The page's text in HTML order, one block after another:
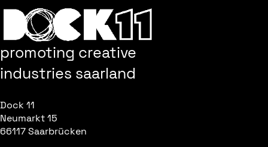
promoting creative
industries saarland
Dock 11
Neumarkt 15
66117 Saarbrücken